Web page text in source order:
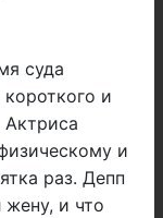
суда
и
Актриса
и
раз. Депп
жену, и что